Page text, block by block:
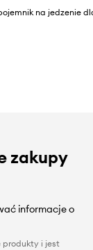
zakupy
informacje o
produkty i jest